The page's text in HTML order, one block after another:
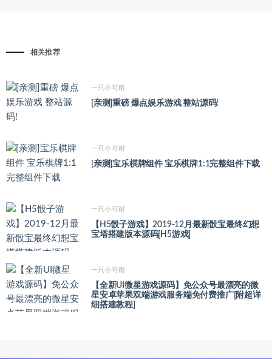
相关推荐
一只小可耐
[亲测]重磅 爆点娱乐游戏 整站源码!
一只小可耐
[亲测]宝乐棋牌组件 宝乐棋牌1:1完整组件下载
一只小可耐
【H5骰子游戏】2019-12月最新骰宝最终幻想
宝塔搭建版本源码[H5游戏]
一只小可耐
【全新UI微星游戏源码】免公众号最漂亮的微
星安卓苹果双端游戏服务端免付费推广[附超详
细搭建教程]